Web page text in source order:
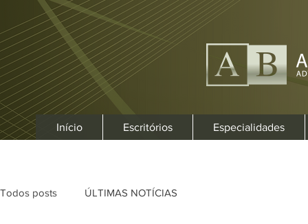
Início Escritórios Especialidades
Todos posts ÚLTIMAS NOTÍCIAS